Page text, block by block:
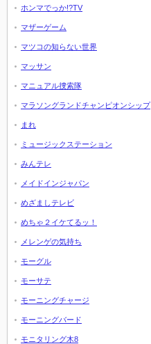
ホンマでっか!?TV
マザーゲーム
マツコの知らない世界
マッサン
マニュアル捜索隊
マラソングランドチャンピオンシップ
まれ
ミュージックステーション
みんテレ
メイドインジャパン
めざましテレビ
めちゃ２イケてるッ！
メレンゲの気持ち
モーグル
モーサテ
モーニングチャージ
モーニングバード
モニタリング木8